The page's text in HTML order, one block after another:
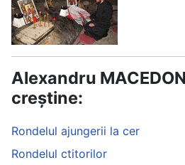
Alexandru
creștine:
Rondelul ajungerii la cer
Rondelul ctitorilor